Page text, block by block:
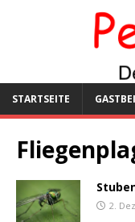
STARTSEITE
2.